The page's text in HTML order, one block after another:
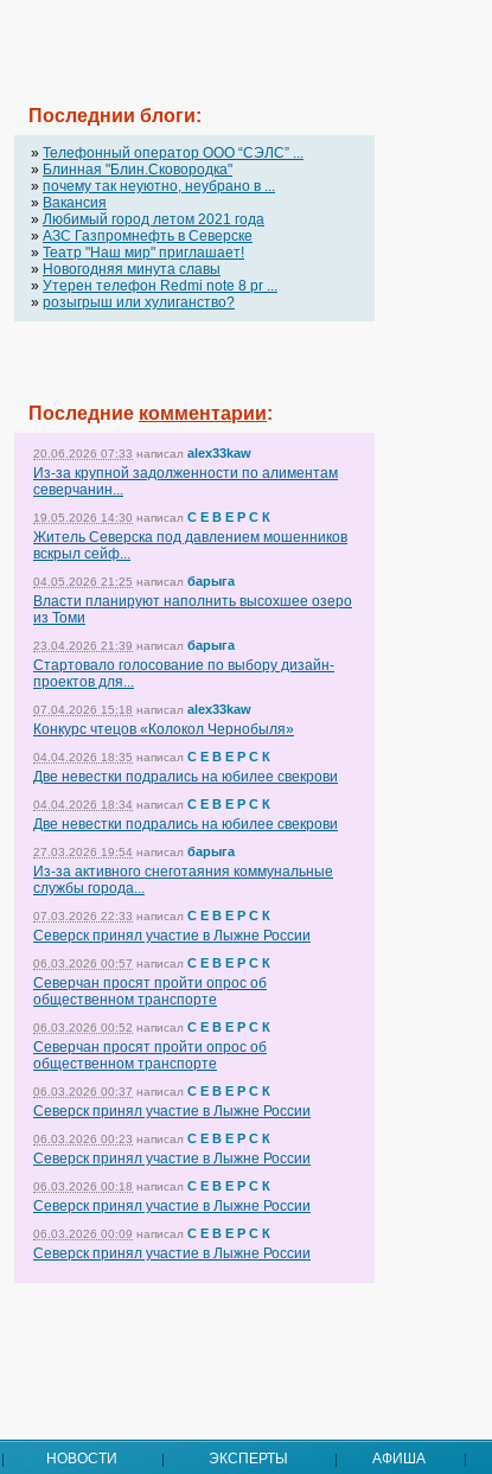
Последнии блоги:
» Телефонный оператор OOO “СЭЛС” ...
» Блинная "Блин.Сковородка"
» почему так неуютно, неубрано в ...
» Вакансия
» Любимый город летом 2021 года
» АЗС Газпромнефть в Северске
» Театр "Наш мир" приглашает!
» Новогодняя минута славы
» Утерен телефон Redmi note 8 pr ...
» розыгрыш или хулиганство?
Последние комментарии:
20.06.2026 07:33 написал alex33kaw
Из-за крупной задолженности по алиментам
северчанин...
19.05.2026 14:30 написал С Е В Е Р С К
Житель Северска под давлением мошенников
вскрыл сейф...
04.05.2026 21:25 написал барыга
Власти планируют наполнить высохшее озеро
из Томи
23.04.2026 21:39 написал барыга
Стартовало голосование по выбору дизайн-
проектов для...
07.04.2026 15:18 написал alex33kaw
Конкурс чтецов «Колокол Чернобыля»
04.04.2026 18:35 написал С Е В Е Р С К
Две невестки подрались на юбилее свекрови
04.04.2026 18:34 написал С Е В Е Р С К
Две невестки подрались на юбилее свекрови
27.03.2026 19:54 написал барыга
Из-за активного снеготаяния коммунальные
службы города...
07.03.2026 22:33 написал С Е В Е Р С К
Северск принял участие в Лыжне России
06.03.2026 00:57 написал С Е В Е Р С К
Северчан просят пройти опрос об
общественном транспорте
06.03.2026 00:52 написал С Е В Е Р С К
Северчан просят пройти опрос об
общественном транспорте
06.03.2026 00:37 написал С Е В Е Р С К
Северск принял участие в Лыжне России
06.03.2026 00:23 написал С Е В Е Р С К
Северск принял участие в Лыжне России
06.03.2026 00:18 написал С Е В Е Р С К
Северск принял участие в Лыжне России
06.03.2026 00:09 написал С Е В Е Р С К
Северск принял участие в Лыжне России
НОВОСТИ ЭКСПЕРТЫ АФИША